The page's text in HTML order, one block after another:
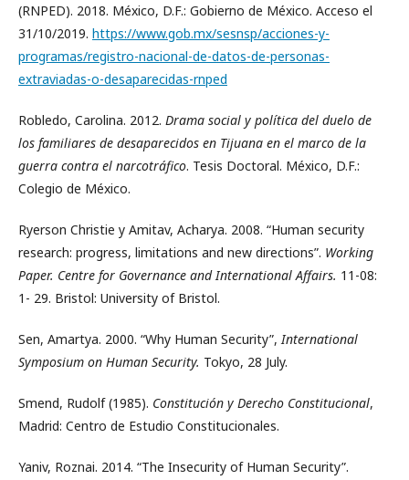
(RNPED). 2018. México, D.F.: Gobierno de México. Acceso el
31/10/2019. https://www.gob.mx/sesnsp/acciones-y-
programas/registro-nacional-de-datos-de-personas-
extraviadas-o-desaparecidas-rnped
Robledo, Carolina. 2012. Drama social y política del duelo de
los familiares de desaparecidos en Tijuana en el marco de la
guerra contra el narcotráfico. Tesis Doctoral. México, D.F.:
Colegio de México.
Ryerson Christie y Amitav, Acharya. 2008. “Human security
research: progress, limitations and new directions”. Working
Paper. Centre for Governance and International Affairs. 11-08:
1- 29. Bristol: University of Bristol.
Sen, Amartya. 2000. “Why Human Security”,International
Symposium on Human Security. Tokyo, 28 July.
Smend, Rudolf (1985). Constitución y Derecho Constitucional,
Madrid: Centro de Estudio Constitucionales.
Yaniv, Roznai. 2014. “The Insecurity of Human Security”.